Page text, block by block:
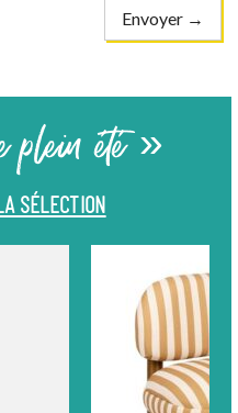
plein été »
SÉLECTION